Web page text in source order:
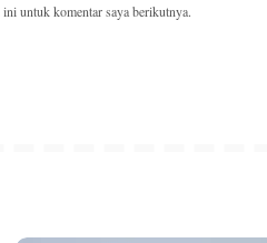
untuk komentar saya berikutnya.